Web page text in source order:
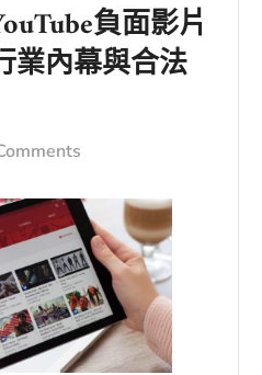
負面影片
業內幕與合法